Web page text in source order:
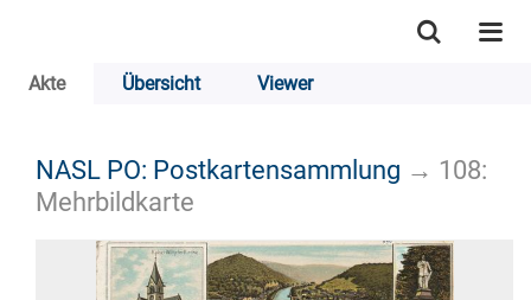
Akte Übersicht Viewer
NASL PO: Postkartensammlung → 108:
Mehrbildkarte